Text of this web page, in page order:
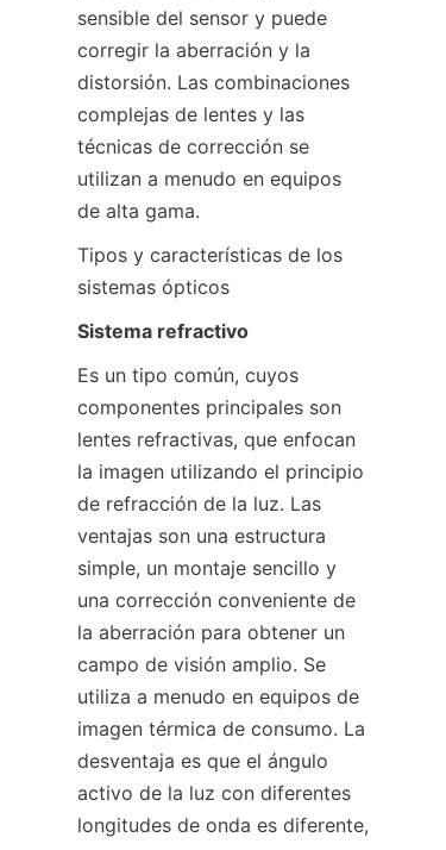
sensible del sensor y puede
corregir la aberración y la
distorsión. Las combinaciones
complejas de lentes y las
técnicas de corrección se
utilizan a menudo en equipos
de alta gama.
Tipos y características de los
sistemas ópticos
Sistema refractivo
Es un tipo común, cuyos
componentes principales son
lentes refractivas, que enfocan
la imagen utilizando el principio
de refracción de la luz. Las
ventajas son una estructura
simple, un montaje sencillo y
una corrección conveniente de
la aberración para obtener un
campo de visión amplio. Se
utiliza a menudo en equipos de
imagen térmica de consumo. La
desventaja es que el ángulo
activo de la luz con diferentes
longitudes de onda es diferente,